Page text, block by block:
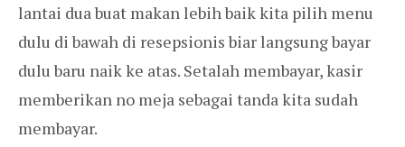
lantai dua buat makan lebih baik kita pilih menu
dulu di bawah di resepsionis biar langsung bayar
dulu baru naik ke atas. Setalah membayar, kasir
memberikan no meja sebagai tanda kita sudah
membayar.